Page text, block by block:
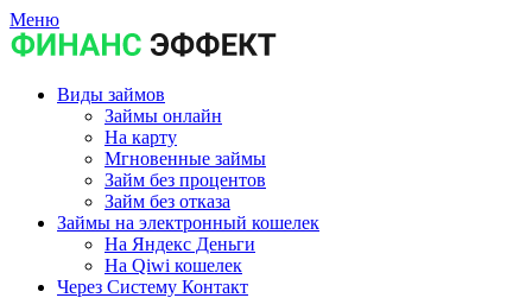
Меню
Виды займов
Займы онлайн
На карту
Мгновенные займы
Займ без процентов
Займ без отказа
Займы на электронный кошелек
На Яндекс Деньги
На Qiwi кошелек
Через Систему Контакт